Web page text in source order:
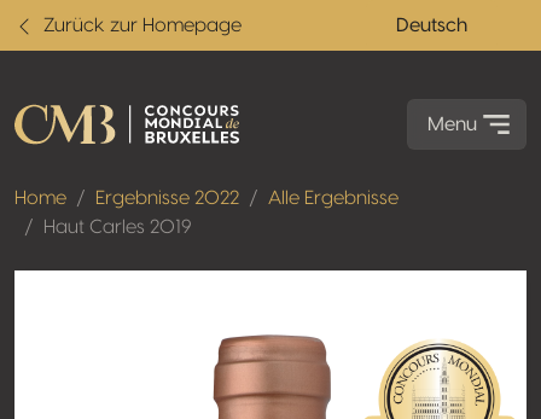
Zurück zur Homepage Deutsch
Menu
Home Ergebnisse 2022
Alle Ergebnisse
Haut Carles 2019